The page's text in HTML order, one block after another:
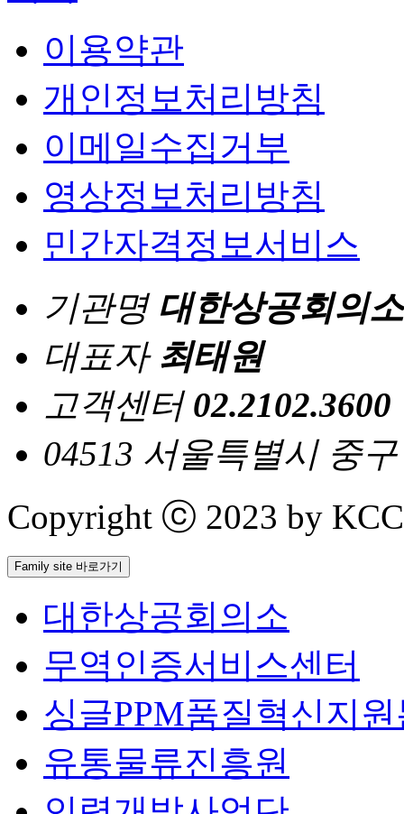
이용약관
개인정보처리방침
이메일수집거부
영상정보처리방침
민간자격정보서비스
기관명 대한상공회의소
대표자 최태원
고객센터 02.2102.3600
04513 서울특별시 중
Copyright ⓒ 2023 by
Family site 바로가기
대한상공회의소
무역인증서비스센터
싱글PPM품질혁신지
유통물류진흥원